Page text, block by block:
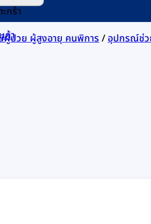
กร้า
ค้า
ป่วย ผู้สูงอายุ คนพิการ/อุปกรณ์ช่ว